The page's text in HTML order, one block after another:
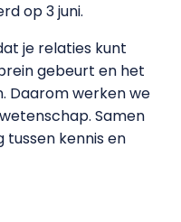
op 3 juni.
je relaties kunt
gebeurt en het
Daarom werken we
Samen
tussen kennis en